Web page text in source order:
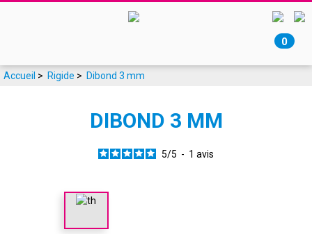
0
Accueil > Rigide > Dibond 3 mm
DIBOND 3 MM
5/5 - 1 avis